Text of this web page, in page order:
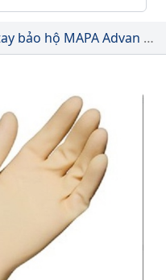
Găng tay bảo hộ MAPA Advan 517